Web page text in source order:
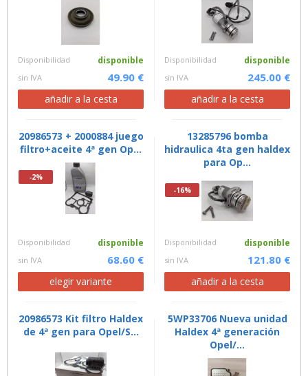
Disponibilidad disponible
sin IVA 49.90 €
añadir a la cesta
Disponibilidad disponible
sin IVA 245.00 €
añadir a la cesta
20986573 + 2000884 juego
filtro+aceite 4ª gen Op...
-2%
Disponibilidad disponible
sin IVA 68.60 €
elegir variante
13285796 bomba
hidraulica 4ta gen haldex
para Op...
-16%
Disponibilidad disponible
sin IVA 121.80 €
añadir a la cesta
20986573 Kit filtro Haldex
de 4ª gen para Opel/S...
5WP33706 Nueva unidad
Haldex 4ª generación
Opel/...